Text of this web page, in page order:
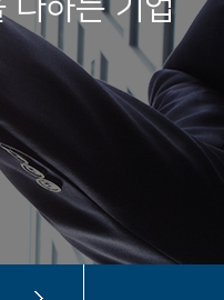
다하는 기업